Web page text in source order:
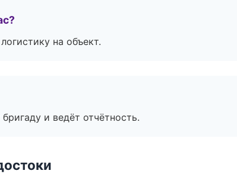
на объект.
и ведёт отчётность.